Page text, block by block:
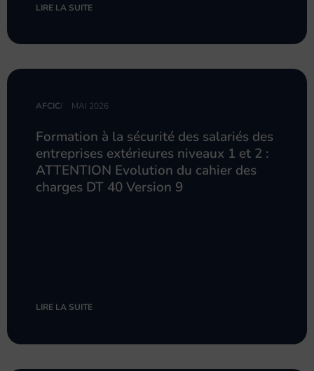
LIRE LA SUITE
AFCIC/ MAI 2026
Formation à la sécurité des salariés des
entreprises extérieures niveaux 1 et 2 :
ATTENTION Evolution du cahier des
charges DT 40 Version 9
LIRE LA SUITE